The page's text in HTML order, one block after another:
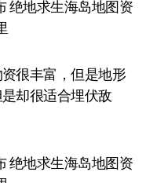
很丰富，但是地形
却很适合埋伏敌